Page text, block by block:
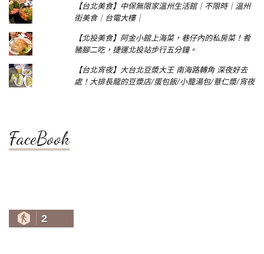
【台北美食】中保無限家溫州生活館｜不限時｜溫州
街美食｜台電大樓｜
【北投美食】阿金小館上海菜，巷仔內的私房菜！肴
豬腳二吃，捷運北投站步行五分鐘。
【台北宵夜】大台北豆漿大王 南海路轉角 深夜好去
處！大排長龍的豆漿店/蛋包飯/小籠湯包/薏仁漿/宵夜
FaceBook
2